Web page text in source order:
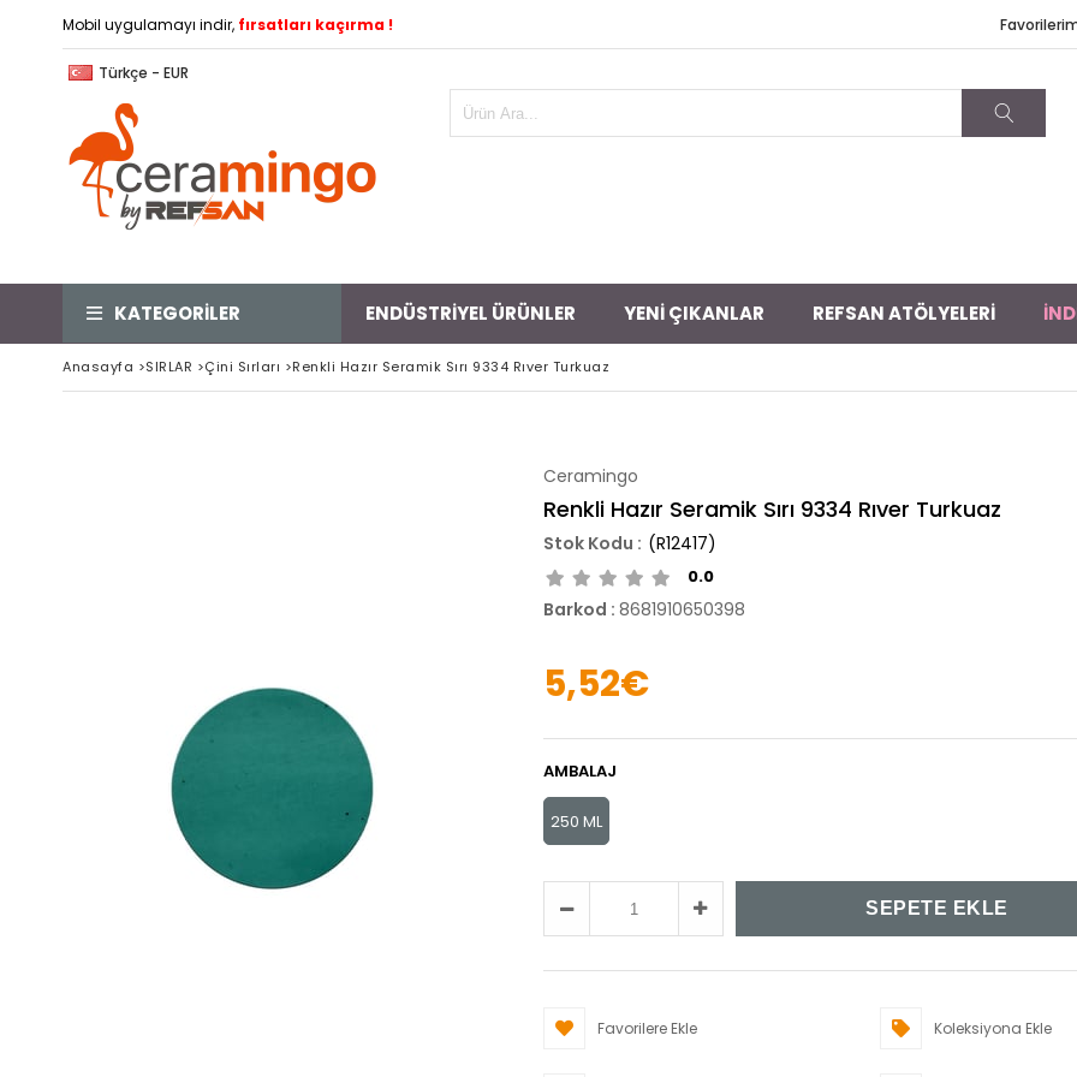
Mobil uygulamayı indir, fırsatları kaçırma !
Türkçe - EUR
KATEGORİLER ENDÜSTRİYEL ÜRÜNLER YENİ ÇIKANLAR REFSAN ATÖLYELERİ
Anasayfa >SIRLAR >Çini Sırları >Renkli Hazır Seramik Sırı 9334 Rıver Turkuaz
Ceramingo
Renkli Hazır Seramik Sırı 9334 Rıver Turkuaz
(R12417)
0.0
Barkod : 8681910650398
5,52€
AMBALAJ
250 ML
Favorilere Ekle Koleksiyona Ekle